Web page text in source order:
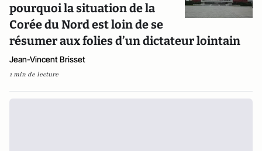
pourquoi la situation de la
Corée du Nord est loin de se
résumer aux folies d’un dictateur lointain
Jean-Vincent Brisset
1 min de lecture